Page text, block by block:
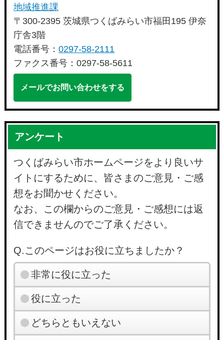
地域推進課
〒300-2395 茨城県つくばみらい市福田195 伊奈
庁舎3階
電話番号：0297-58-2111
ファクス番号：0297-58-5611
メールでお問い合わせをする
アンケート
つくばみらい市ホームページをより良いサ
イトにするために、皆さまのご意見・ご感
想をお聞かせください。
なお、この欄からのご意見・ご感想には返
信できませんのでご了承ください。
Q.このページはお役に立ちましたか？
非常に役に立った
役に立った
どちらともいえない